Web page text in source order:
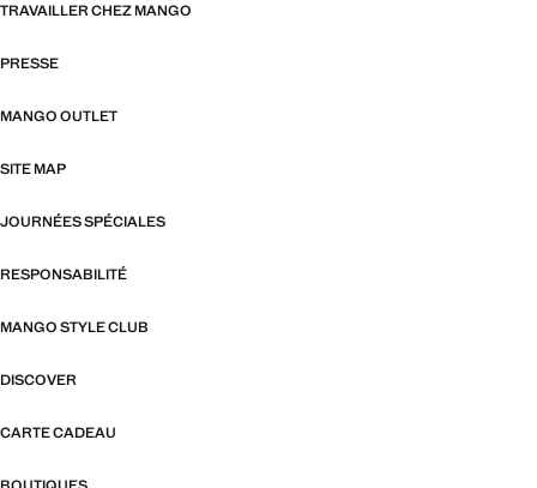
TRAVAILLER CHEZ MANGO
PRESSE
MANGO OUTLET
SITE MAP
JOURNÉES SPÉCIALES
RESPONSABILITÉ
MANGO STYLE CLUB
DISCOVER
CARTE CADEAU